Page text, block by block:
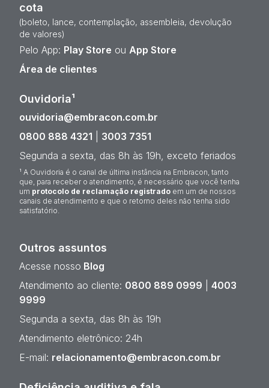
cota
(boleto, lance, contemplação, assembleia, devolução
de valores)
Pelo App: Play Store ou App Store
Área de clientes
Ouvidoria¹
ouvidoria@embracon.com.br
0800 888 4321
3003 7351
Segunda a sexta, das 8h às 19h, exceto feriados
¹ A Ouvidoria é o canal de última instância na Embracon, tanto
que, para receber o atendimento, é necessário que você tenha
um protocolo de reclamação registrado em um de nossos
canais de atendimento e que o retorno deles não tenha sido
satisfatório.
Outros assuntos
Acesse nosso Blog
Atendimento ao cliente: 0800 889 0999
4003
9999
Segunda a sexta, das 8h às 19h
Atendimento eletrônico: 24h
E-mail: relacionamento@embracon.com.br